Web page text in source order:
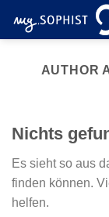
Inhalt
AUTHOR
Nichts
Es sieht so aus
finden können.
helfen.